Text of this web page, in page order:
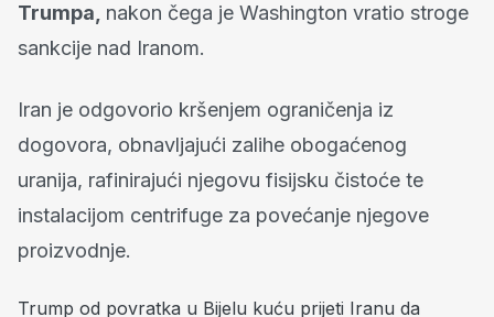
Trumpa, nakon čega je Washington vratio stroge
sankcije nad Iranom.
Iran je odgovorio kršenjem ograničenja iz
dogovora, obnavljajući zalihe obogaćenog
uranija, rafinirajući njegovu fisijsku čistoće te
instalacijom centrifuge za povećanje njegove
proizvodnje.
Trump od povratka u Bijelu kuću prijeti Iranu da